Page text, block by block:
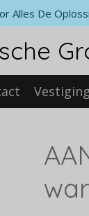
Alles De
Vestiging